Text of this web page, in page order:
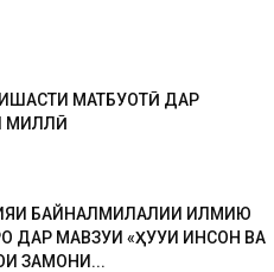
МАТБУОТӢ ДАР
МИЛЛӢ
БАЙНАЛМИЛАЛИИ ИЛМИЮ
ДАР МАВЗУИ «ҲУҚУҚИ ИНСОН ВА
ЗАМОНИ...